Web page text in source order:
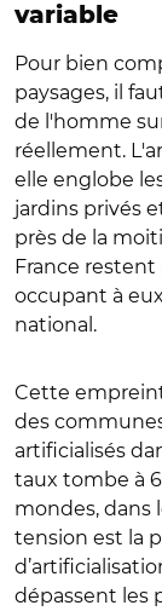
variable
Pour bien
paysages, il
de l'homme
réellement.
elle englobe
jardins privés
près de la
France restent
occupant à
national.
Cette
des
artificialisés
taux tombe à
mondes, dans
tension est la
dépassent les